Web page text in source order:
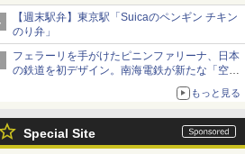
回は料金調整を実施
【週末駅弁】東京駅「Suicaのペンギン チキン
のり弁」
フェラーリを手がけたピニンファリーナ、日本
の鉄道を初デザイン。南海電鉄が新たな「空港
もっと見る
Special Site